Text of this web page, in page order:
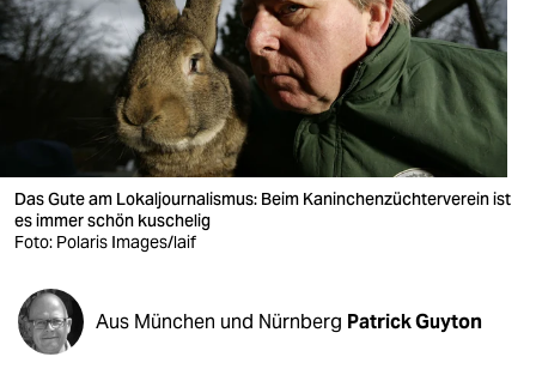
nord
wahrheit
verlag
veranstaltungen
fragen & hilfe
Das Gute am Lokaljournalismus: Beim Kaninchenzüchterverein ist
es immer schön kuschelig
Foto: Polaris Images/laif
Aus München und Nürnberg Patrick Guyton